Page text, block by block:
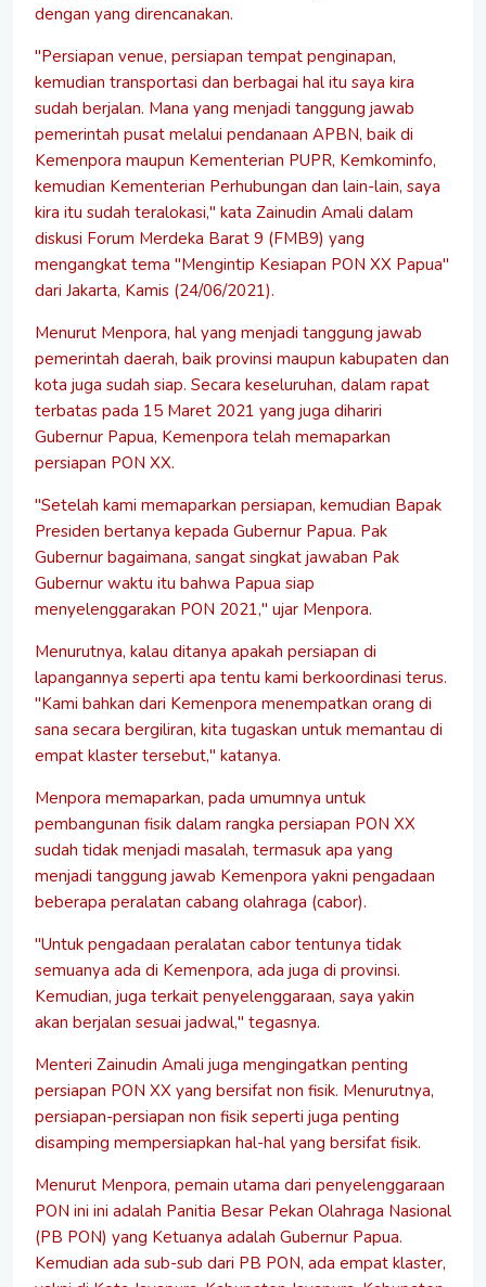
dengan yang direncanakan.
"Persiapan venue, persiapan tempat penginapan,
kemudian transportasi dan berbagai hal itu saya kira
sudah berjalan. Mana yang menjadi tanggung jawab
pemerintah pusat melalui pendanaan APBN, baik di
Kemenpora maupun Kementerian PUPR, Kemkominfo,
kemudian Kementerian Perhubungan dan lain-lain, saya
kira itu sudah teralokasi," kata Zainudin Amali dalam
diskusi Forum Merdeka Barat 9 (FMB9) yang
mengangkat tema "Mengintip Kesiapan PON XX Papua"
dari Jakarta, Kamis (24/06/2021).
Menurut Menpora, hal yang menjadi tanggung jawab
pemerintah daerah, baik provinsi maupun kabupaten dan
kota juga sudah siap. Secara keseluruhan, dalam rapat
terbatas pada 15 Maret 2021 yang juga dihariri
Gubernur Papua, Kemenpora telah memaparkan
persiapan PON XX.
"Setelah kami memaparkan persiapan, kemudian Bapak
Presiden bertanya kepada Gubernur Papua. Pak
Gubernur bagaimana, sangat singkat jawaban Pak
Gubernur waktu itu bahwa Papua siap
menyelenggarakan PON 2021," ujar Menpora.
Menurutnya, kalau ditanya apakah persiapan di
lapangannya seperti apa tentu kami berkoordinasi terus.
"Kami bahkan dari Kemenpora menempatkan orang di
sana secara bergiliran, kita tugaskan untuk memantau di
empat klaster tersebut," katanya.
Menpora memaparkan, pada umumnya untuk
pembangunan fisik dalam rangka persiapan PON XX
sudah tidak menjadi masalah, termasuk apa yang
menjadi tanggung jawab Kemenpora yakni pengadaan
beberapa peralatan cabang olahraga (cabor).
"Untuk pengadaan peralatan cabor tentunya tidak
semuanya ada di Kemenpora, ada juga di provinsi.
Kemudian, juga terkait penyelenggaraan, saya yakin
akan berjalan sesuai jadwal," tegasnya.
Menteri Zainudin Amali juga mengingatkan penting
persiapan PON XX yang bersifat non fisik. Menurutnya,
persiapan-persiapan non fisik seperti juga penting
disamping mempersiapkan hal-hal yang bersifat fisik.
Menurut Menpora, pemain utama dari penyelenggaraan
PON ini ini adalah Panitia Besar Pekan Olahraga Nasional
(PB PON) yang Ketuanya adalah Gubernur Papua.
Kemudian ada sub-sub dari PB PON, ada empat klaster,